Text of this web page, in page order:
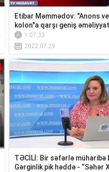
Etibar Məmmədov: "Anons
kolon"a qarşı geniş
1:07:33
2022.07.29
TƏCİLİ: Bir səfərlə müharibə
Gərginlik pik həddə - “Səhər